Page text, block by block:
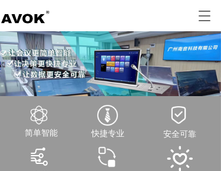
T
g
g
l
e
n
a
简单智能 快捷专业 安全可靠